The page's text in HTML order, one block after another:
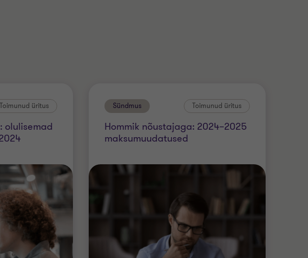
Toimunud üritus
olulisemad
Sündmus Toimunud üritus
Hommik nõustajaga: 2024–2025
maksumuudatused